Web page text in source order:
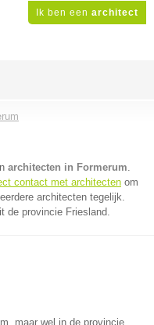
Ik ben een architect
architecten in Formerum.
contact met architecten om
architecten tegelijk.
de provincie Friesland.
maar wel in de provincie